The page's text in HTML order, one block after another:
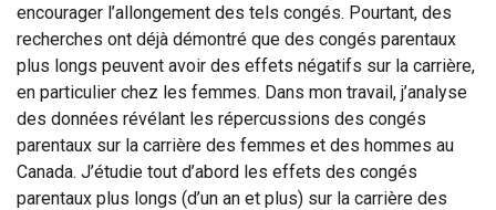
encourager l’allongement des tels congés. Pourtant, des
recherches ont déjà démontré que des congés parentaux
plus longs peuvent avoir des effets négatifs sur la carrière,
en particulier chez les femmes. Dans mon travail, j’analyse
des données révélant les répercussions des congés
parentaux sur la carrière des femmes et des hommes au
Canada. J’étudie tout d’abord les effets des congés
parentaux plus longs (d’un an et plus) sur la carrière des